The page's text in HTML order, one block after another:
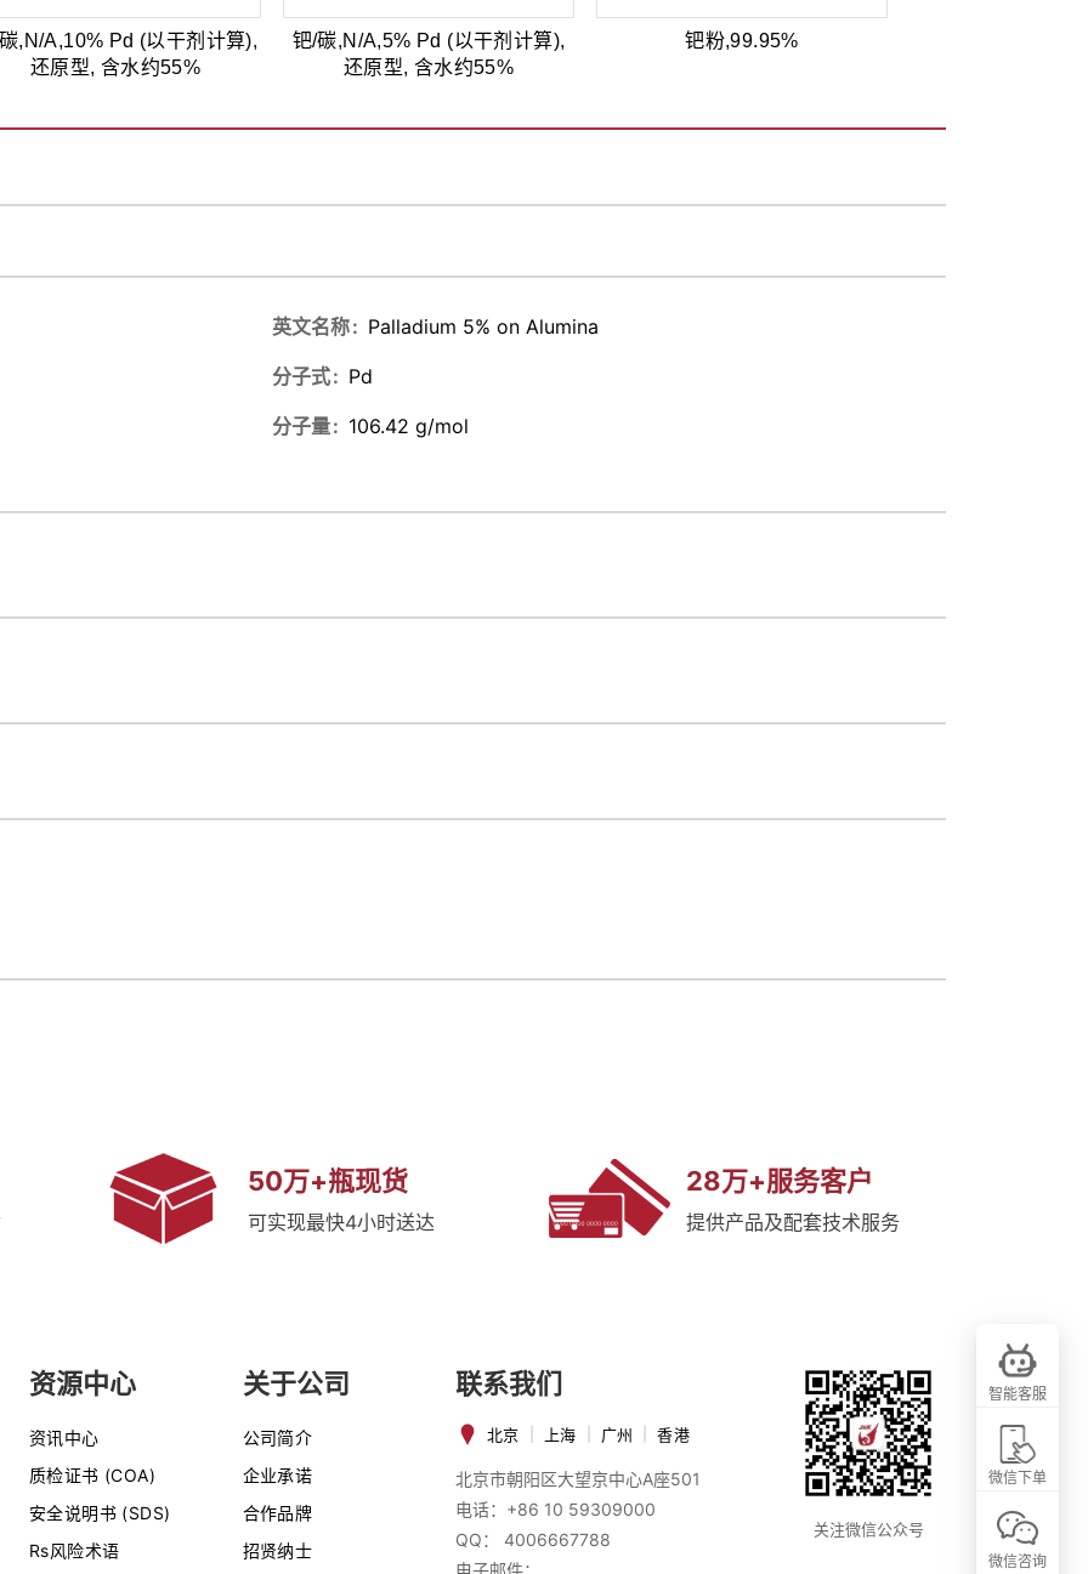
,N/A,10% Pd (以干剂计算),
还原型, 含水约55%
钯/碳,N/A,5% Pd (以干剂计算),
还原型, 含水约55%
钯粉,99.95%
英文名称 Palladium 5% on Alumina
分子式 Pd
分子量 106.42 g/mol
50万+瓶现货
可实现最快4小时送达
28万+服务客户
提供产品及配套技术服务
资源中心
资讯中心
质检证书 (COA)
安全说明书 (SDS)
Rs风险术语
关于公司
公司简介
企业承诺
合作品牌
招贤纳士
联系我们
北京 上海 广州 香港
北京市朝阳区大望京中心A座501
电话：+86 10 59309000
QQ： 4006667788
电子邮件：
关注微信公众号
智能客服
微信下单
微信咨询